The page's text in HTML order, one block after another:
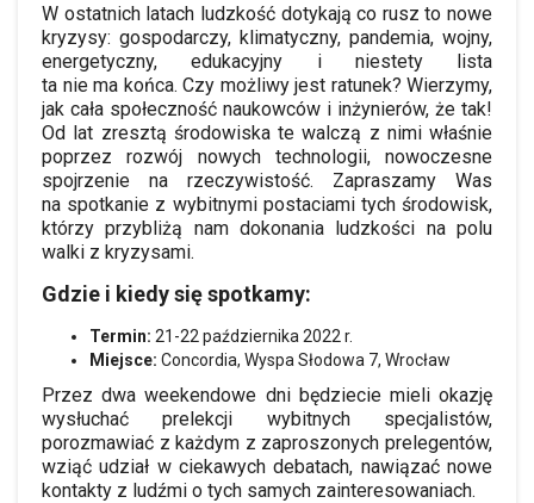
W ostatnich latach ludzkość dotykają co rusz to nowe
kryzysy: gospodarczy, klimatyczny, pandemia, wojny,
energetyczny, edukacyjny i niestety lista
ta nie ma końca. Czy możliwy jest ratunek? Wierzymy,
jak cała społeczność naukowców i inżynierów, że tak!
Od lat zresztą środowiska te walczą z nimi właśnie
poprzez rozwój nowych technologii, nowoczesne
spojrzenie na rzeczywistość. Zapraszamy Was
na spotkanie z wybitnymi postaciami tych środowisk,
którzy przybliżą nam dokonania ludzkości na polu
walki z kryzysami.
Gdzie i kiedy się spotkamy:
Termin: 21-22 października 2022 r.
Miejsce: Concordia, Wyspa Słodowa 7, Wrocław
Przez dwa weekendowe dni będziecie mieli okazję
wysłuchać prelekcji wybitnych specjalistów,
porozmawiać z każdym z zaproszonych prelegentów,
wziąć udział w ciekawych debatach, nawiązać nowe
kontakty z ludźmi o tych samych zainteresowaniach.